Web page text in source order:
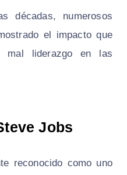
décadas, numerosos
el impacto que
mal liderazgo en las
Jobs
reconocido como uno